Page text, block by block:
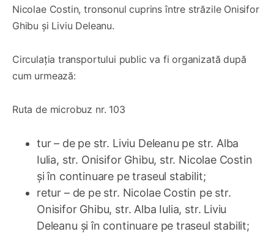
Nicolae Costin, tronsonul cuprins între străzile Onisifor
Ghibu și Liviu Deleanu.
Circulația transportului public va fi organizată după
cum urmează:
Ruta de microbuz nr. 103
tur – de pe str. Liviu Deleanu pe str. Alba
Iulia, str. Onisifor Ghibu, str. Nicolae Costin
și în continuare pe traseul stabilit;
retur – de pe str. Nicolae Costin pe str.
Onisifor Ghibu, str. Alba Iulia, str. Liviu
Deleanu și în continuare pe traseul stabilit;